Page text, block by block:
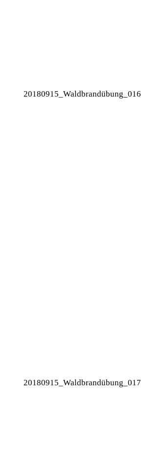
20180915_Waldbrandübung_016
20180915_Waldbrandübung_017